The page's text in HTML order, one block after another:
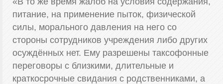
питание, на применение пыток, физической
силы, морального давления на него со
стороны сотрудников учреждения либо других
осуждённых нет. Ему разрешены таксофонные
переговоры с близкими, длительные и
краткосрочные свидания с родственниками, а